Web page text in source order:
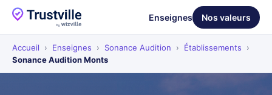
Enseignes Nos valeurs
Accueil › Enseignes › Sonance Audition › Établissements
›
Sonance Audition Monts